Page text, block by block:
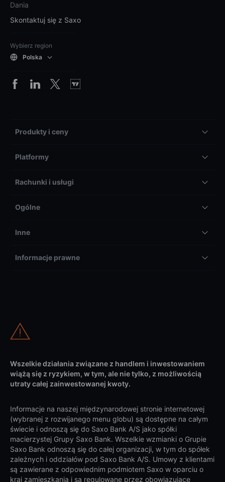
Dania
Skontaktuj się z Saxo
Wybierz region
Polska
Produkty i ceny
Platformy
Rachunki i usługi
Ogólne
Inne
Informacje prawne
Wszelkie działania związane z handlem i inwestowaniem
wiążą się z ryzykiem, w tym, ale nie tylko, z możliwością
utraty całej zainwestowanej kwoty.
Informacje na naszej międzynarodowej stronie internetowej
(wybranej z rozwijanego menu globu) są dostępne na całym
świecie i odnoszą się do Saxo Bank A/S jako spółki
macierzystej Grupy Saxo Bank. Wszelkie wzmianki o Grupie
Saxo Bank odnoszą się do całej organizacji, w tym do spółek
zależnych i oddziałów pod Saxo Bank A/S. Umowy z klientami
są zawierane z odpowiednim podmiotem Saxo w oparciu o
kraj zamieszkania i są regulowane przez obowiązujące